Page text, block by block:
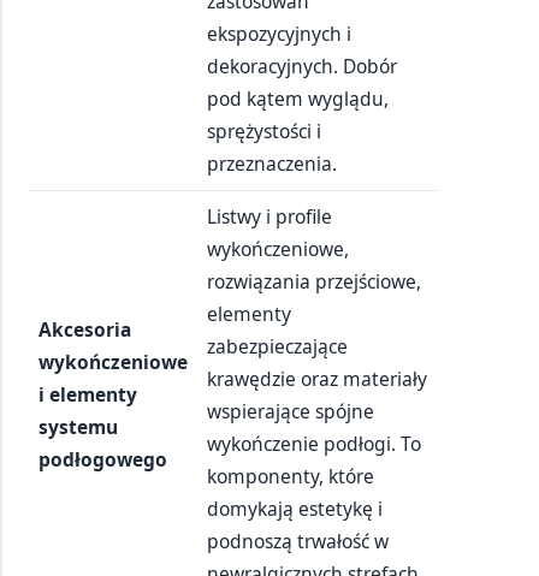
ekspozycyjnych i
dekoracyjnych. Dobór
pod kątem wyglądu,
sprężystości i
przeznaczenia.
Akcesoria
wykończeniowe
i elementy
systemu
podłogowego
Listwy i profile
wykończeniowe,
rozwiązania przejściowe,
elementy
zabezpieczające
krawędzie oraz materiały
wspierające spójne
wykończenie podłogi. To
komponenty, które
domykają estetykę i
podnoszą trwałość w